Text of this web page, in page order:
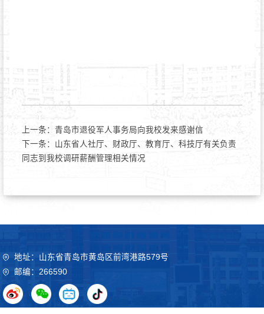
上一条： 青岛市退役军人事务局向我校发来感谢信
下一条： 山东省人社厅、财政厅、教育厅、科技厅有关负责
同志到我校调研薪酬管理相关情况
地址：山东省青岛市黄岛区前湾港路579号
邮编：266590